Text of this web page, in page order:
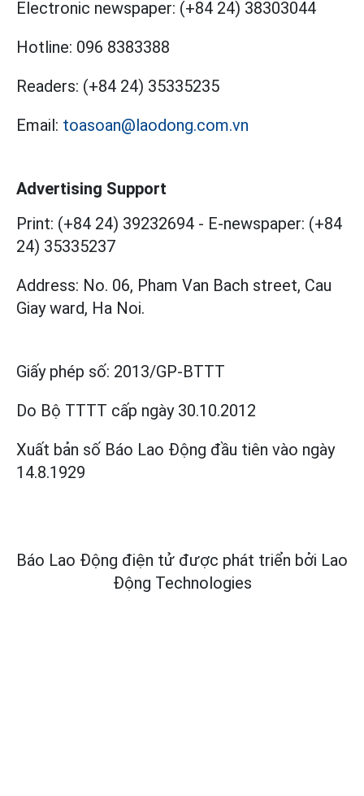
Electronic newspaper: (+84 24) 38303044
Hotline: 096 8383388
Readers: (+84 24) 35335235
Email: toasoan@laodong.com.vn
Advertising Support
Print: (+84 24) 39232694 - E-newspaper: (+84
24) 35335237
Address: No. 06, Pham Van Bach street, Cau
Giay ward, Ha Noi.
Giấy phép số: 2013/GP-BTTT
Do Bộ TTTT cấp ngày 30.10.2012
Xuất bản số Báo Lao Động đầu tiên vào ngày
14.8.1929
Báo Lao Động điện tử được phát triển bởi Lao
Động Technologies